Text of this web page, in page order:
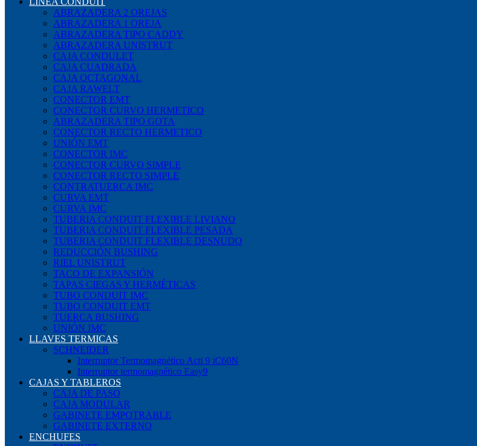
ABRAZADERA 2 OREJAS
ABRAZADERA 1 OREJA
ABRAZADERA TIPO CADDY
ABRAZADERA UNISTRUT
CAJA CONDULET
CAJA CUADRADA
CAJA OCTAGONAL
CAJA RAWELT
CONECTOR EMT
CONECTOR CURVO HERMETICO
ABRAZADERA TIPO GOTA
CONECTOR RECTO HERMETICO
UNIÓN EMT
CONECTOR IMC
CONECTOR CURVO SIMPLE
CONECTOR RECTO SIMPLE
CONTRATUERCA IMC
CURVA EMT
CURVA IMC
TUBERIA CONDUIT FLEXIBLE LIVIANO
TUBERIA CONDUIT FLEXIBLE PESADA
TUBERIA CONDUIT FLEXIBLE DESNUDO
REDUCCIÓN BUSHING
RIEL UNISTRUT
TACO DE EXPANSIÓN
TAPAS CIEGAS Y HERMÉTICAS
TUBO CONDUIT IMC
TUBO CONDUIT EMT
TUERCA BUSHING
UNIÓN IMC
LLAVES TERMICAS
SCHNEIDER
Interruptor Termomagnético Acti 9 iC60N
Interruptor termomagnético Easy9
CAJAS Y TABLEROS
CAJA DE PASO
CAJA MODULAR
GABINETE EMPOTRABLE
GABINETE EXTERNO
ENCHUFES